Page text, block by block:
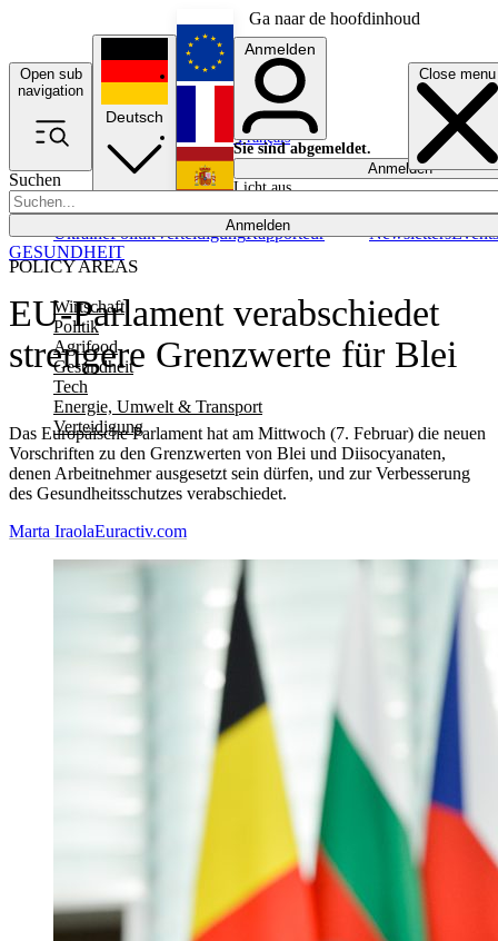
Ga naar de hoofdinhoud
Open sub
navigation
Close menu
Suchen
Anmelden
POLICY AREAS
Wirtschaft
Politik
Agrifood
Gesundheit
Tech
Energie, Umwelt & Transport
Verteidigung
UkrainePolitikVerteidigungRapporteur NewslettersEvents
Deutsch
English
Français
Anmelden
Sie sind abgemeldet.
Anmelden
Licht aus
EU-Parlament verabschiedet
strengere Grenzwerte für Blei
Das Europäische Parlament hat am Mittwoch (7. Februar) die neuen
Vorschriften zu den Grenzwerten von Blei und Diisocyanaten,
denen Arbeitnehmer ausgesetzt sein dürfen, und zur Verbesserung
des Gesundheitsschutzes verabschiedet.
GESUNDHEIT
Marta IraolaEuractiv.com